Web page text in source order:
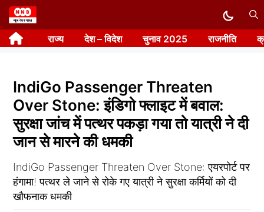
Skip
to
content राज्य देश – विदेश चुनाव 2025 राजनीति
IndiGo Passenger Threaten
Over Stone: इंडिगो फ्लाइट में बवाल:
सुरक्षा जांच में पत्थर पकड़ा गया तो यात्री ने दी
जान से मारने की धमकी
IndiGo Passenger Threaten Over Stone: एयरपोर्ट पर
हंगामा! पत्थर ले जाने से रोके गए यात्री ने सुरक्षा कर्मियों को दी
खौफनाक धमकी